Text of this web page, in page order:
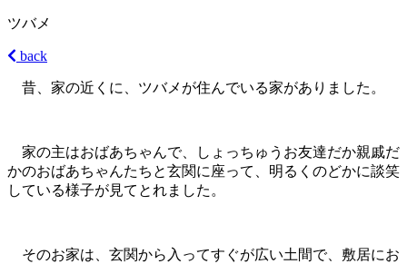
ツバメ
back
昔、家の近くに、ツバメが住んでいる家がありました。
家の主はおばあちゃんで、しょっちゅうお友達だか親戚だ
かのおばあちゃんたちと玄関に座って、明るくのどかに談笑
している様子が見てとれました。
そのお家は、玄関から入ってすぐが広い土間で、敷居にお